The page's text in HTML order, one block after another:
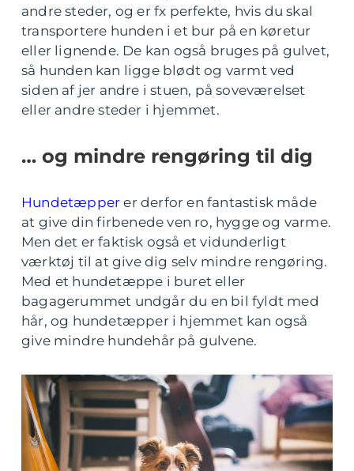
andre steder, og er fx perfekte, hvis du skal
transportere hunden i et bur på en køretur
eller lignende. De kan også bruges på gulvet,
så hunden kan ligge blødt og varmt ved
siden af jer andre i stuen, på soveværelset
eller andre steder i hjemmet.
… og mindre rengøring til dig
Hundetæpper er derfor en fantastisk måde
at give din firbenede ven ro, hygge og varme.
Men det er faktisk også et vidunderligt
værktøj til at give dig selv mindre rengøring.
Med et hundetæppe i buret eller
bagagerummet undgår du en bil fyldt med
hår, og hundetæpper i hjemmet kan også
give mindre hundehår på gulvene.